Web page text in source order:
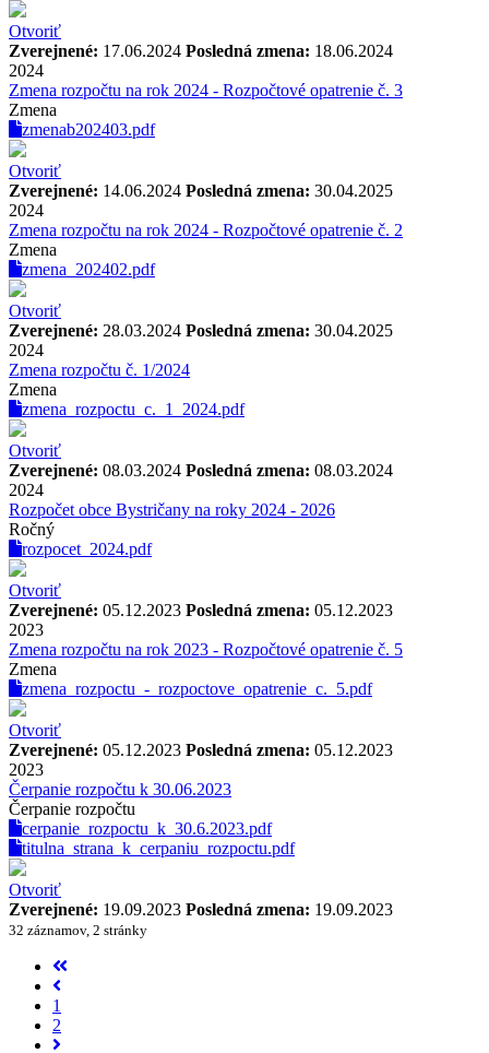
Otvoriť
Zverejnené: 17.06.2024 Posledná zmena: 18.06.2024
2024
Zmena rozpočtu na rok 2024 - Rozpočtové opatrenie č. 3
Zmena
zmenab202403.pdf
Otvoriť
Zverejnené: 14.06.2024 Posledná zmena: 30.04.2025
2024
Zmena rozpočtu na rok 2024 - Rozpočtové opatrenie č. 2
Zmena
zmena_202402.pdf
Otvoriť
Zverejnené: 28.03.2024 Posledná zmena: 30.04.2025
2024
Zmena rozpočtu č. 1/2024
Zmena
zmena_rozpoctu_c._1_2024.pdf
Otvoriť
Zverejnené: 08.03.2024 Posledná zmena: 08.03.2024
2024
Rozpočet obce Bystričany na roky 2024 - 2026
Ročný
rozpocet_2024.pdf
Otvoriť
Zverejnené: 05.12.2023 Posledná zmena: 05.12.2023
2023
Zmena rozpočtu na rok 2023 - Rozpočtové opatrenie č. 5
Zmena
zmena_rozpoctu_-_rozpoctove_opatrenie_c._5.pdf
Otvoriť
Zverejnené: 05.12.2023 Posledná zmena: 05.12.2023
2023
Čerpanie rozpočtu k 30.06.2023
Čerpanie rozpočtu
cerpanie_rozpoctu_k_30.6.2023.pdf
titulna_strana_k_cerpaniu_rozpoctu.pdf
Otvoriť
Zverejnené: 19.09.2023 Posledná zmena: 19.09.2023
32 záznamov, 2 stránky
1
2